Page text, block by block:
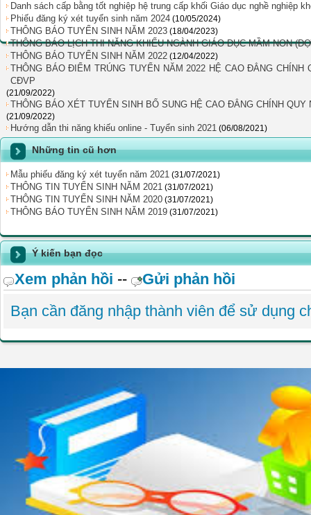
Danh sách cấp bằng tốt nghiệp hệ trung cấp khối Giáo dục nghề nghiệp
Phiếu đăng ký xét tuyển sinh năm 2024 (10/05/2024)
THÔNG BÁO TUYỂN SINH NĂM 2023 (18/04/2023)
THÔNG BÁO LỊCH THI NĂNG KHIẾU NGÀNH GIÁO DỤC MẦM NON
THÔNG BÁO TUYỂN SINH NĂM 2022 (12/04/2022)
THÔNG BÁO ĐIỂM TRÚNG TUYỂN NĂM 2022 HỆ CAO ĐẲNG CHÍNH
CĐVP
(21/09/2022)
THÔNG BÁO XÉT TUYỂN SINH BỔ SUNG HỆ CAO ĐẲNG CHÍNH QUY
(21/09/2022)
Hướng dẫn thi năng khiếu online - Tuyển sinh 2021 (06/08/2021)
Những tin cũ hơn
Mẫu phiếu đăng ký xét tuyển năm 2021 (31/07/2021)
THÔNG TIN TUYỂN SINH NĂM 2021 (31/07/2021)
THÔNG TIN TUYỂN SINH NĂM 2020 (31/07/2021)
THÔNG BÁO TUYỂN SINH NĂM 2019 (31/07/2021)
Ý kiến bạn đọc
Xem phản hồi --
Gửi phản hồi
Bạn cần đăng nhập thành viên để sử dụng